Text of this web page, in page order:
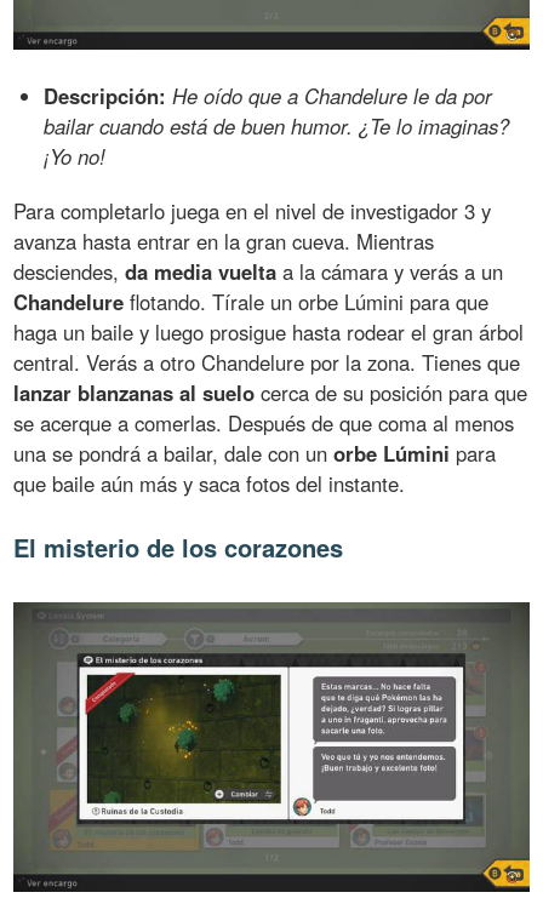
Descripción: He oído que a Chandelure le da por
bailar cuando está de buen humor. ¿Te lo imaginas?
¡Yo no!
Para completarlo juega en el nivel de investigador 3 y
avanza hasta entrar en la gran cueva. Mientras
desciendes,da media vuelta a la cámara y verás a un
Chandelure flotando. Tírale un orbe Lúmini para que
haga un baile y luego prosigue hasta rodear el gran árbol
central. Verás a otro Chandelure por la zona. Tienes que
lanzar blanzanas al suelo cerca de su posición para que
se acerque a comerlas. Después de que coma al menos
una se pondrá a bailar, dale con unorbe Lúmini para
que baile aún más y saca fotos del instante.
El misterio de los corazones